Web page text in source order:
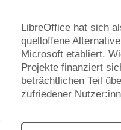
LibreOffice hat sich
quelloffene
Microsoft etabliert.
Projekte finanziert
beträchtlichen Teil
zufriedener